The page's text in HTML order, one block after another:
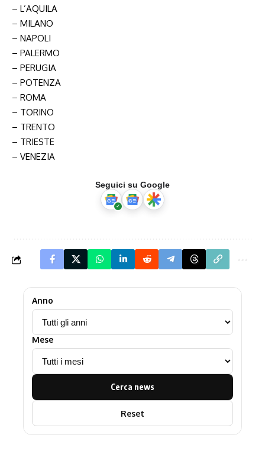
– L’AQUILA
– MILANO
– NAPOLI
– PALERMO
– PERUGIA
– POTENZA
– ROMA
– TORINO
– TRENTO
– TRIESTE
– VENEZIA
Seguici su Google
Anno
Mese
Cerca news
Reset